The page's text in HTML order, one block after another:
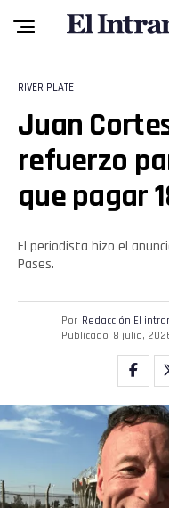
RIVER PLATE
Juan
refuerzo
que pagar
El periodista hizo el
Pases.
Por Redacción El
Publicado 8 julio,
Reddit